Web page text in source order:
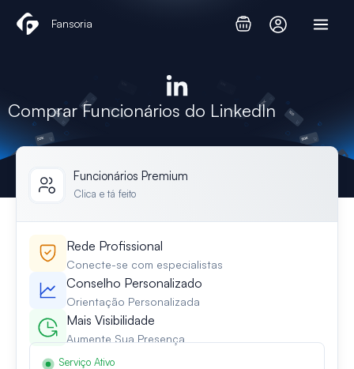
Fansoria
Comprar Funcionários do LinkedIn
Funcionários Premium
Clica e tá feito
Rede Profissional
Conecte-se com especialistas
Conselho Personalizado
Orientação Personalizada
Mais Visibilidade
Aumente Sua Presença
Serviço Ativo